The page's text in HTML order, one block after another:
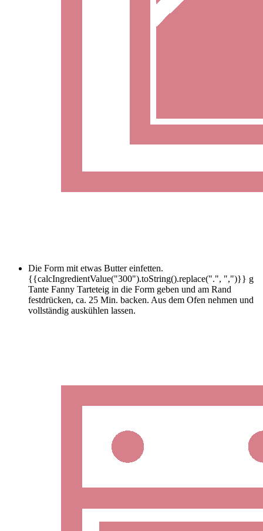
Die Form mit etwas Butter einfetten.
{{calcIngredientValue("300").toString().replace(".", ",")}} g
Tante Fanny Tarteteig in die Form geben und am Rand
festdrücken, ca. 25 Min. backen. Aus dem Ofen nehmen und
vollständig auskühlen lassen.